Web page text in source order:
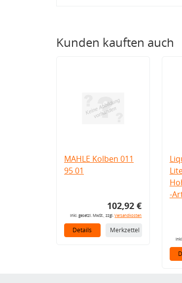
Kunden kauften auch
MAHLE Kolben 011
95 01
102,92 €
inkl. gesetzl. MwSt., zzgl.Versandkosten
Details Merkzettel
-